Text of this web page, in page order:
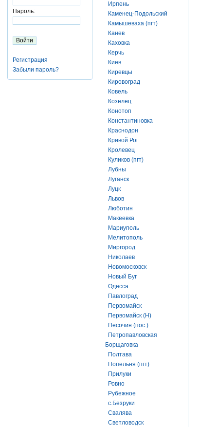
Пароль:
Регистрация
Забыли пароль?
Ирпень
Каменец-Подольский
Камышеваха (пгт)
Канев
Каховка
Керчь
Киев
Киревцы
Кировоград
Ковель
Козелец
Конотоп
Константиновка
Краснодон
Кривой Рог
Кролевец
Куликов (пгт)
Лубны
Луганск
Луцк
Львов
Люботин
Макеевка
Мариуполь
Мелитополь
Миргород
Николаев
Новомосковск
Новый Буг
Одесса
Павлоград
Первомайск
Первомайск (Н)
Песочин (пос.)
Петропавловская
Борщаговка
Полтава
Попельня (пгт)
Прилуки
Ровно
Рубежное
с.Безруки
Свалява
Светловодск